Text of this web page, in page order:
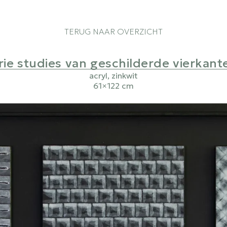
TERUG NAAR OVERZICHT
studies van geschilderde
acryl, zinkwit
61×122 cm